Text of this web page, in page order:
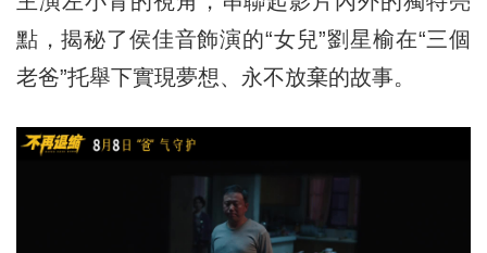
點，揭秘了侯佳音飾演的“女兒”劉星榆在“三個
老爸”托舉下實現夢想、永不放棄的故事。